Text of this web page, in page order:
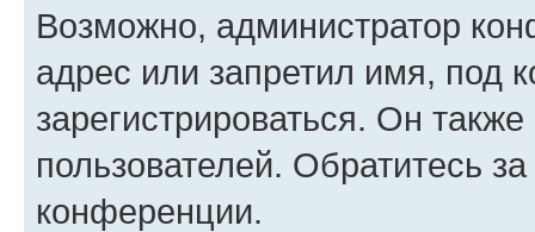
Возможно, администратор
адрес или запретил имя, под
зарегистрироваться. Он
пользователей. Обратитесь
конференции.